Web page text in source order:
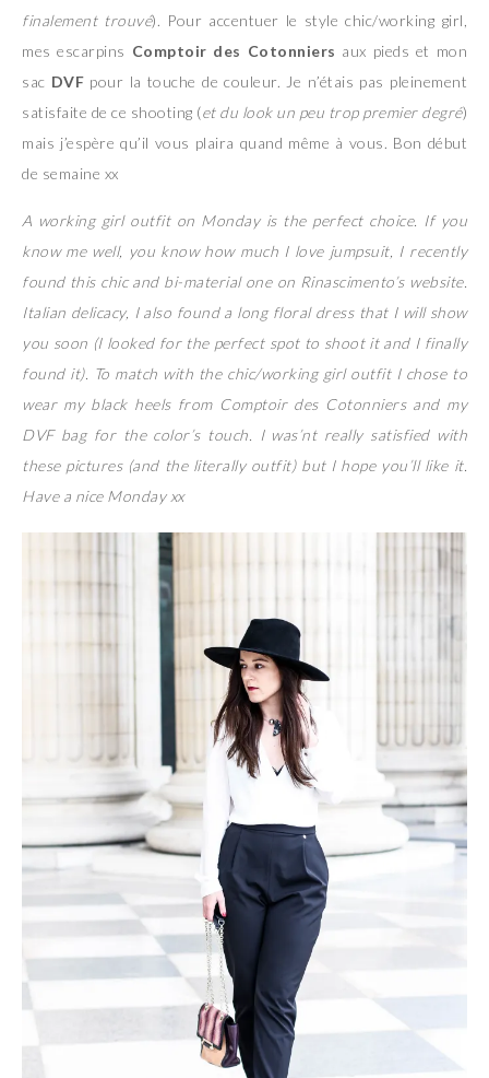
finalement trouvé). Pour accentuer le style chic/working girl,
mes escarpins Comptoir des Cotonniers aux pieds et mon
sac DVF pour la touche de couleur. Je n’étais pas pleinement
satisfaite de ce shooting (et du look un peu trop premier degré)
mais j’espère qu’il vous plaira quand même à vous. Bon début
de semaine xx
A working girl outfit on Monday is the perfect choice. If you
know me well, you know how much I love jumpsuit, I recently
found this chic and bi-material one on Rinascimento’s website.
Italian delicacy, I also found a long floral dress that I will show
you soon (I looked for the perfect spot to shoot it and I finally
found it). To match with the chic/working girl outfit I chose to
wear my black heels from Comptoir des Cotonniers and my
DVF bag for the color’s touch. I was’nt really satisfied with
these pictures (and the literally outfit) but I hope you’ll like it.
Have a nice Monday xx